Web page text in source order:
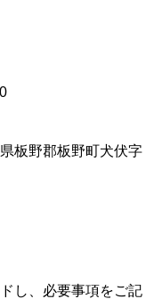
板野郡板野町犬伏字
し、必要事項をご記